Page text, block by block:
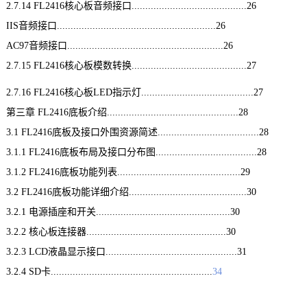
2.7.14 FL2416核心板音频接口..........................................26
IIS音频接口..........................................................26
AC97音频接口.........................................................26
2.7.15 FL2416核心板模数转换..........................................27
2.7.16 FL2416核心板LED指示灯.........................................27
第三章 FL2416底板介绍................................................28
3.1 FL2416底板及接口外围资源简述.....................................28
3.1.1 FL2416底板布局及接口分布图.....................................28
3.1.2 FL2416底板功能列表.............................................29
3.2 FL2416底板功能详细介绍...........................................30
3.2.1 电源插座和开关.................................................30
3.2.2 核心板连接器...................................................30
3.2.3 LCD液晶显示接口................................................31
3.2.4 SD卡...........................................................34